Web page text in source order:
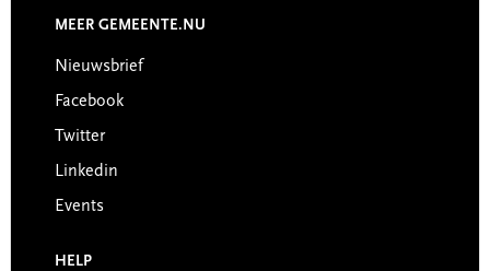
MEER GEMEENTE.NU
Nieuwsbrief
Facebook
Twitter
Linkedin
Events
HELP